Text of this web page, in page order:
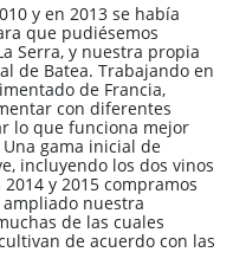
y en 2013 se había
que pudiésemos
Serra, y nuestra propia
de Batea. Trabajando en
de Francia,
con diferentes
lo que funciona mejor
gama inicial de
incluyendo los dos vinos
y 2015 compramos
ampliado nuestra
de las cuales
de acuerdo con las